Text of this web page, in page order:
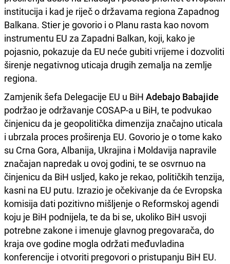
institucija i kad je riječ o državama regiona Zapadnog
Balkana. Stier je govorio i o Planu rasta kao novom
instrumentu EU za Zapadni Balkan, koji, kako je
pojasnio, pokazuje da EU neće gubiti vrijeme i dozvoliti
širenje negativnog uticaja drugih zemalja na zemlje
regiona.
Zamjenik šefa Delegacije EU u BiH Adebajo Babajide
podržao je održavanje COSAP-a u BiH, te podvukao
činjenicu da je geopolitička dimenzija značajno uticala
i ubrzala proces proširenja EU. Govorio je o tome kako
su Crna Gora, Albanija, Ukrajina i Moldavija napravile
značajan napredak u ovoj godini, te se osvrnuo na
činjenicu da BiH usljed, kako je rekao, političkih tenzija,
kasni na EU putu. Izrazio je očekivanje da će Evropska
komisija dati pozitivno mišljenje o Reformskoj agendi
koju je BiH podnijela, te da bi se, ukoliko BiH usvoji
potrebne zakone i imenuje glavnog pregovarača, do
kraja ove godine mogla održati međuvladina
konferencije i otvoriti pregovori o pristupanju BiH EU.